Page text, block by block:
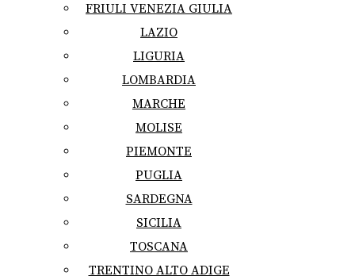
FRIULI VENEZIA GIULIA
LAZIO
LIGURIA
LOMBARDIA
MARCHE
MOLISE
PIEMONTE
PUGLIA
SARDEGNA
SICILIA
TOSCANA
TRENTINO ALTO ADIGE